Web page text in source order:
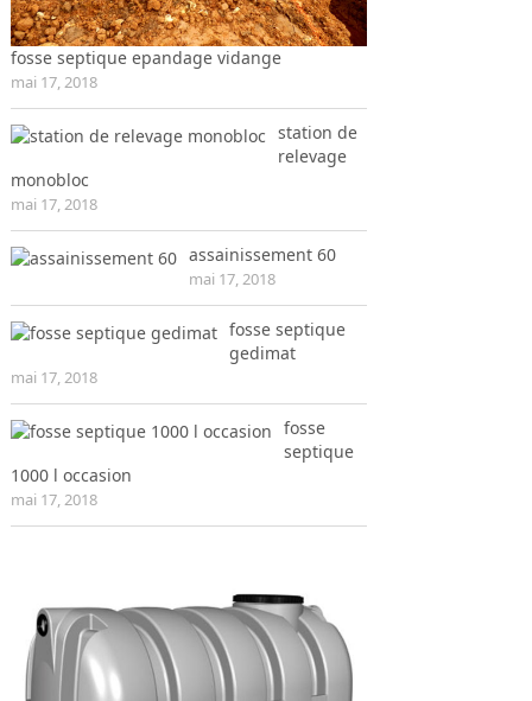
fosse septique epandage vidange
mai 17, 2018
station de
relevage
monobloc
mai 17, 2018
assainissement 60
mai 17, 2018
fosse septique
gedimat
mai 17, 2018
fosse
septique
1000 l occasion
mai 17, 2018